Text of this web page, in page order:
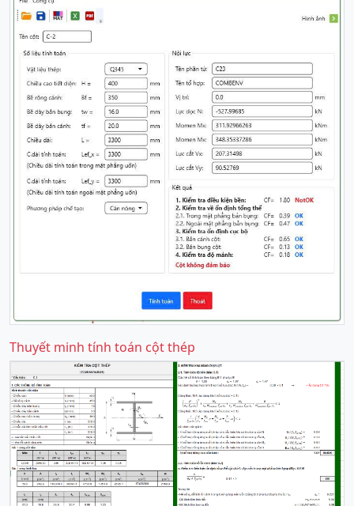
Thuyết minh tính toán cột thép